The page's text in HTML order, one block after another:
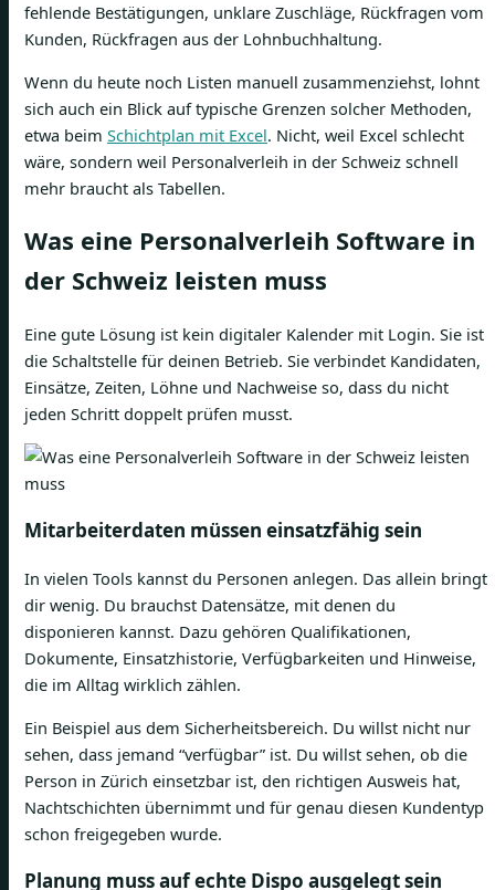
fehlende Bestätigungen, unklare Zuschläge, Rückfragen vom
Kunden, Rückfragen aus der Lohnbuchhaltung.
Wenn du heute noch Listen manuell zusammenziehst, lohnt
sich auch ein Blick auf typische Grenzen solcher Methoden,
etwa beim Schichtplan mit Excel. Nicht, weil Excel schlecht
wäre, sondern weil Personalverleih in der Schweiz schnell
mehr braucht als Tabellen.
Was eine Personalverleih Software in
der Schweiz leisten muss
Eine gute Lösung ist kein digitaler Kalender mit Login. Sie ist
die Schaltstelle für deinen Betrieb. Sie verbindet Kandidaten,
Einsätze, Zeiten, Löhne und Nachweise so, dass du nicht
jeden Schritt doppelt prüfen musst.
Mitarbeiterdaten müssen einsatzfähig sein
In vielen Tools kannst du Personen anlegen. Das allein bringt
dir wenig. Du brauchst Datensätze, mit denen du
disponieren kannst. Dazu gehören Qualifikationen,
Dokumente, Einsatzhistorie, Verfügbarkeiten und Hinweise,
die im Alltag wirklich zählen.
Ein Beispiel aus dem Sicherheitsbereich. Du willst nicht nur
sehen, dass jemand “verfügbar” ist. Du willst sehen, ob die
Person in Zürich einsetzbar ist, den richtigen Ausweis hat,
Nachtschichten übernimmt und für genau diesen Kundentyp
schon freigegeben wurde.
Planung muss auf echte Dispo ausgelegt sein